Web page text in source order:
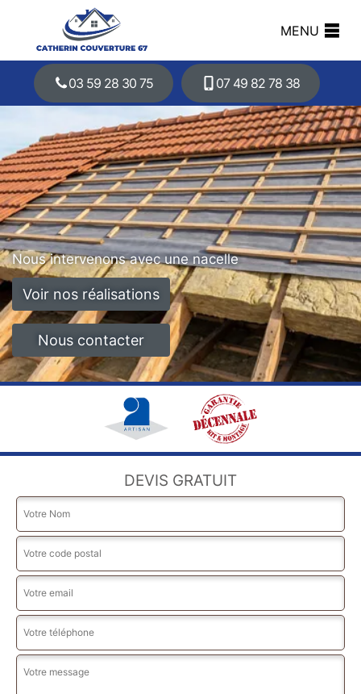
MENU
03 59 28 30 75 07 49 82 78 38
Nous intervenons avec une nacelle
Voir nos réalisations
Nous contacter
DEVIS GRATUIT